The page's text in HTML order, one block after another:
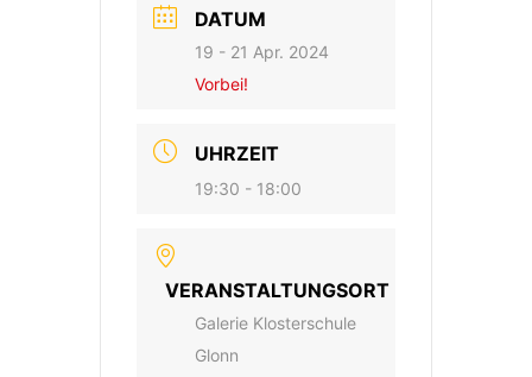
DATUM
19 - 21 Apr. 2024
Vorbei!
UHRZEIT
19:30 - 18:00
VERANSTALTUNGSORT
Galerie Klosterschule
Glonn